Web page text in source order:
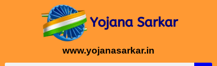
www.yojanasarkar.in